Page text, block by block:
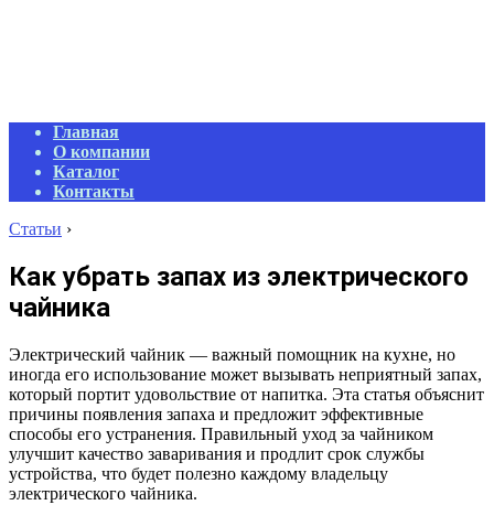
Primary
Navigation
Menu
Главная
О компании
Каталог
Контакты
Статьи ›
Как убрать запах из электрического
чайника
Электрический чайник — важный помощник на кухне, но
иногда его использование может вызывать неприятный запах,
который портит удовольствие от напитка. Эта статья объяснит
причины появления запаха и предложит эффективные
способы его устранения. Правильный уход за чайником
улучшит качество заваривания и продлит срок службы
устройства, что будет полезно каждому владельцу
электрического чайника.